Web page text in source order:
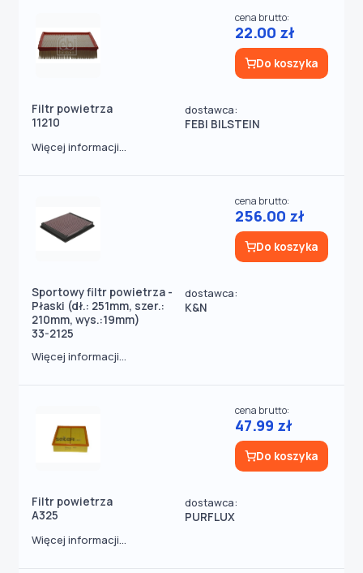
Filtr powietrza
11210
dostawca:
FEBI BILSTEIN
cena brutto:
22.00 zł
Do koszyka
Więcej informacji...
Sportowy filtr powietrza -
Płaski (dł.: 251mm, szer.:
210mm, wys.:19mm)
33-2125
dostawca:
K&N
cena brutto:
256.00 zł
Do koszyka
Więcej informacji...
Filtr powietrza
A325
dostawca:
PURFLUX
cena brutto:
47.99 zł
Do koszyka
Więcej informacji...